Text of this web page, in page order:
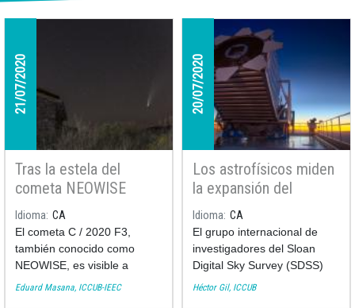
21/07/2020
Tras la estela del
cometa NEOWISE
Idioma CA
El cometa C / 2020 F3,
también conocido como
NEOWISE, es visible a
simple vista en el cielo del
Eduard Masana, ICCUB-IEEC
20/07/2020
Los astrofísicos miden
la expansión del
Universo a lo largo de
11.000 millones de
años
Idioma CA
El grupo internacional de
investigadores del Sloan
Digital Sky Survey (SDSS)
publica hoy un análisis
Héctor Gil, ICCUB